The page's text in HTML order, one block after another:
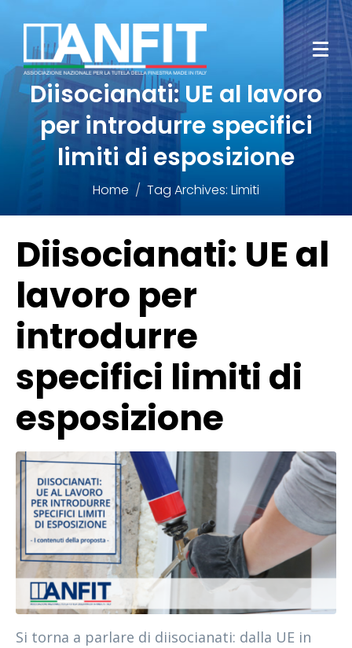
Diisocianati: UE al lavoro
per introdurre specifici
limiti di esposizione
Home Tag Archives: Limiti
Diisocianati: UE al
lavoro per
introdurre
specifici limiti di
esposizione
Si torna a parlare di diisocianati: dalla UE in